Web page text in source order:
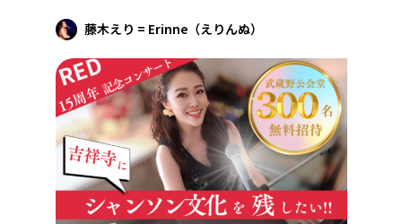
近畿
中国
四国
九州・沖縄
北海道 青森 岩手 宮城
栃木 群馬 埼玉 千葉 東京
新潟 富山 石川 福井 山梨 長野
滋賀 京都 大阪 兵庫 奈良
藤木えり = Erinne（えりんぬ）